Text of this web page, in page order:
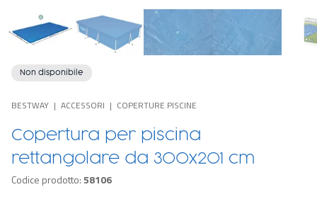
Non disponibile
BESTWAY ACCESSORI COPERTURE PISCINE
Copertura per piscina
rettangolare da 300x201 cm
Codice prodotto:58106